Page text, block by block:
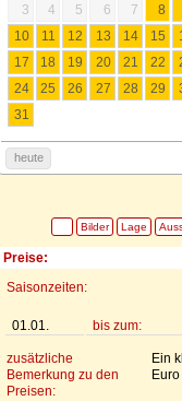
3
4 5 6 7 8
10
11 12 13 14 15
17
18 19 20 21 22
24
25 26 27 28 29
31
heute
Bilder Lage
Preise:
Saisonzeiten:
01.01. bis zum:
zusätzliche
Bemerkung zu den
Preisen:
Ein